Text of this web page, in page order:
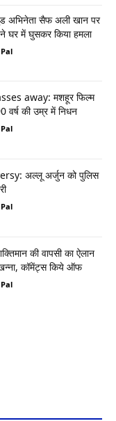
अभिनेता सैफ अली खान पर
घर में घुसकर किया हमला
away: मशहूर फिल्म
वर्ष की उम्र में निधन
अल्लू अर्जुन को पुलिस
की वापसी का ऐलान
कॉमेंट्स किये ऑफ